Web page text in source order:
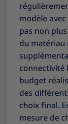
modèle
pas non
du matériau
connectivité
budget
des
choix final.
mesure de